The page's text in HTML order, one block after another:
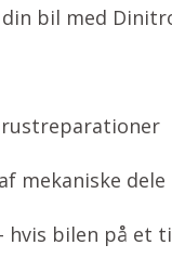
bil med
mekaniske dele
hvis bilen på et